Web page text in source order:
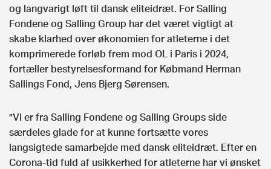
og langvarigt løft til dansk eliteidræt. For Salling
Fondene og Salling Group har det været vigtigt at
skabe klarhed over økonomien for atleterne i det
komprimerede forløb frem mod OL i Paris i 2024,
fortæller bestyrelsesformand for Købmand Herman
Sallings Fond, Jens Bjerg Sørensen.
”Vi er fra Salling Fondene og Salling Groups side
særdeles glade for at kunne fortsætte vores
langsigtede samarbejde med dansk eliteidræt. Efter en
Corona-tid fuld af usikkerhed for atleterne har vi ønsket